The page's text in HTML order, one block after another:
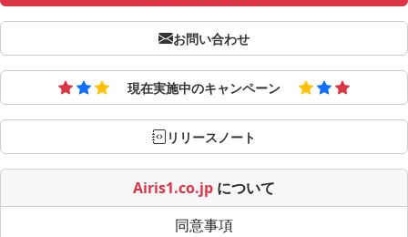
お問い合わせ
現在実施中のキャンペーン
リリースノート
Airis1.co.jp について
同意事項